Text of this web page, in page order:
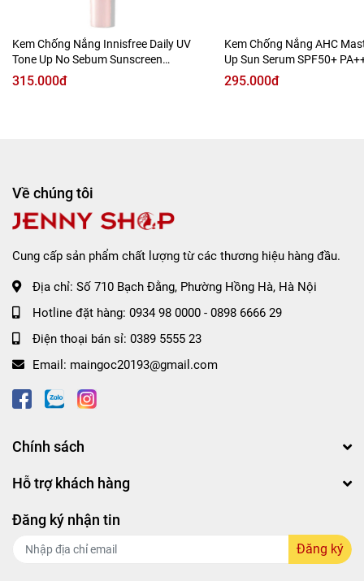
- Bảo vệ da khỏi ánh sáng xanh, bảo vệ quang phổ rộng:
SPF50, PA++++.
- Giảm tổn thương do nắng.
- Chống oxy hóa và giảm vết sạm.
Phù hợp cho da khô, da thường, da có thâm nám, tàn
nhang.
Kem Chống Nắng Innisfree Daily UV
Tone Up No Sebum Sunscreen
SPF50+ PA++++
315.000đ
Kem Chống Nắng AHC
Up Sun Serum SPF50+
295.000đ
Về chúng tôi
Cung cấp sản phẩm chất lượng từ các thương hiệu hàng đầu.
Địa chỉ: Số 710 Bạch Đằng, Phường Hồng Hà, Hà Nội
Hotline đặt hàng: 0934 98 0000 - 0898 6666 29
Điện thoại bán sỉ: 0389 5555 23
Email: maingoc20193@gmail.com
Chính sách
Hỗ trợ khách hàng
Đăng ký nhận tin
Đăng ký